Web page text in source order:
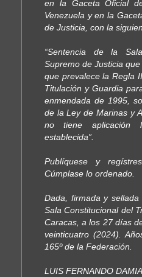
en la Gaceta Oficial
Venezuela y en la
de Justicia, con la
“Sentencia de la
Supremo de Justicia
que prevalece la Regla
Titulación y Guardia
enmendada de 1995,
de la Ley de Marinas y
no tiene aplicación
establecida”.
Publíquese y
Cúmplase lo ordenado.
Dada, firmada y
Sala Constitucional del
Caracas, a los 27 días
veinticuatro (2024).
165º de la Federación.
LUIS FERNANDO